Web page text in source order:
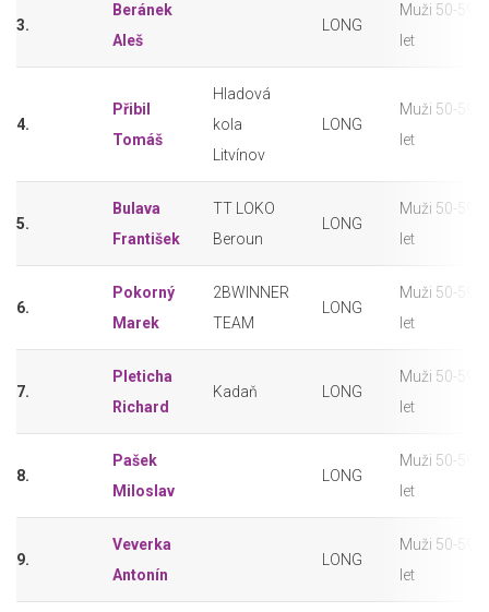
3.
Beránek
Aleš
LONG
Muži 50-59
let
4.
Přibil
Tomáš
Hladová
kola
Litvínov
LONG
Muži 50-59
let
5.
Bulava
František
TT LOKO
Beroun
LONG
Muži 50-59
let
6.
Pokorný
Marek
2BWINNER
TEAM
LONG
Muži 50-59
let
7.
Pleticha
Richard
Kadaň LONG
Muži 50-59
let
8.
Pašek
Miloslav
LONG
Muži 50-59
let
9.
Veverka
Antonín
LONG
Muži 50-59
let